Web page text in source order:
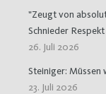
"Zeugt von
Schnieder Respekt
26. Juli 2026
Steiniger: Müssen
23. Juli 2026